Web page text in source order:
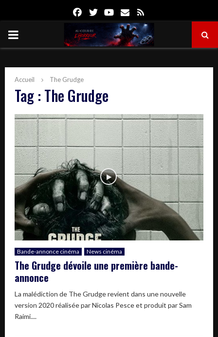
FacebookTwitterYoutube
Email
PRIMARY
Accueil The Grudge
Tag : The Grudge
Bande-annonce cinéma News cinéma
The Grudge dévoile une première bande-
annonce
La malédiction de The Grudge revient dans une nouvelle
version 2020 réalisée par Nicolas Pesce et produit par Sam
Raimi....